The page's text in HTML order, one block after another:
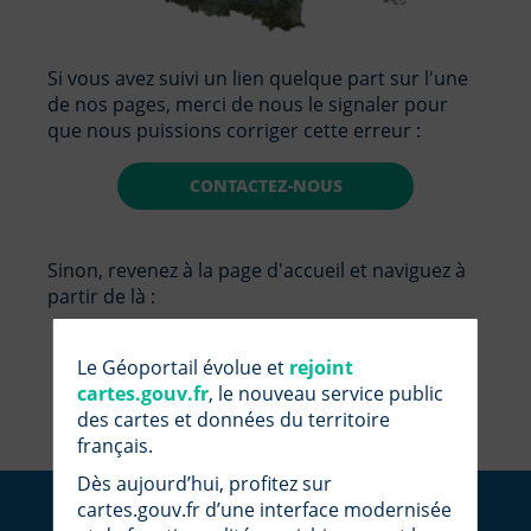
Le Géoportail évolue et rejoint
cartes.gouv.fr, le nouveau service public
des cartes et données du territoire
français.
Dès aujourd’hui, profitez sur
cartes.gouv.fr d’une interface modernisée
Si vous avez suivi un lien quelque part sur l'une
de nos pages, merci de nous le signaler pour
que nous puissions corriger cette erreur :
CONTACTEZ-NOUS
Sinon, revenez à la page d'accueil et naviguez à
partir de là :
Suivez-nous